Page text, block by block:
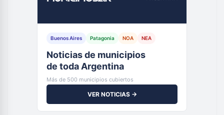
Buenos Aires Patagonia NOA NEA
Noticias de municipios
de toda Argentina
Más de 500 municipios cubiertos
VER NOTICIAS →